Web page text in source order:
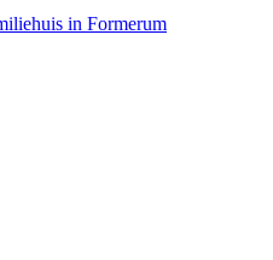
in Formerum